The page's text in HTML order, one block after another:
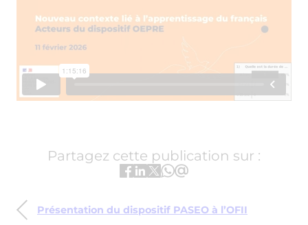
Partagez cette publication sur :
Présentation du dispositif PASEO à l’OFII